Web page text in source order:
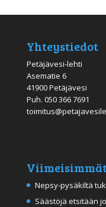
Yhteystiedot
Petäjävesi-lehti
Asematie 6
41900 Petäjävesi
Puh. 050 366 7691
Nepsy-pysäkiltä
Säästöjä etsitään